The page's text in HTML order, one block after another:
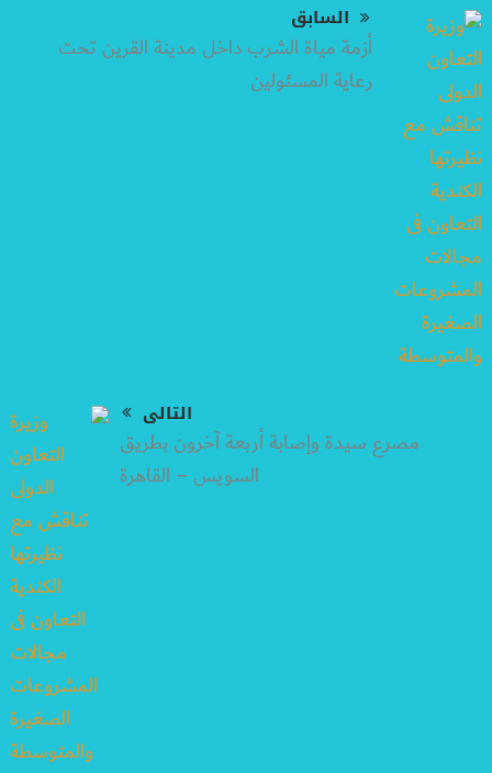
السابق
أزمة مياة الشرب داخل مدينة القرين تحت
رعاية المسئولين
التالى
مصرع سيدة وإصابة أربعة آخرون بطريق
السويس – القاهرة